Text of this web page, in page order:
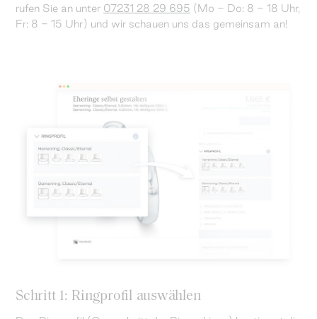
rufen Sie an unter 07231 28 29 695 (Mo - Do: 8 - 18 Uhr,
Fr: 8 - 15 Uhr) und wir schauen uns das gemeinsam an!
Schritt 1: Ringprofil auswählen